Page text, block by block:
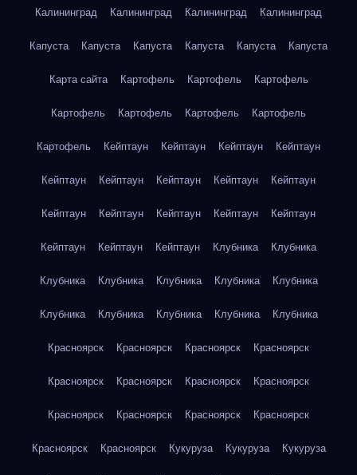
Калининград Калининград Калининград Калининград
Капуста Капуста Капуста Капуста Капуста Капуста
Карта сайта Картофель Картофель Картофель
Картофель Картофель Картофель Картофель
Картофель Кейптаун Кейптаун Кейптаун Кейптаун
Кейптаун Кейптаун Кейптаун Кейптаун Кейптаун
Кейптаун Кейптаун Кейптаун Кейптаун Кейптаун
Кейптаун Кейптаун Кейптаун Клубника Клубника
Клубника Клубника Клубника Клубника Клубника
Клубника Клубника Клубника Клубника Клубника
Красноярск Красноярск Красноярск Красноярск
Красноярск Красноярск Красноярск Красноярск
Красноярск Красноярск Красноярск Красноярск
Красноярск Красноярск Кукуруза Кукуруза Кукуруза